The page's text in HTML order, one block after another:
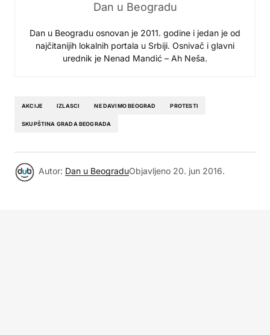
Dan u Beogradu
Dan u Beogradu osnovan je 2011. godine i jedan je od
najčitanijih lokalnih portala u Srbiji. Osnivač i glavni
urednik je Nenad Mandić – Ah Neša.
AKCIJE IZLASCI NE DAVIMO BEOGRAD PROTESTI
SKUPŠTINA GRADA BEOGRADA
Autor: Dan u BeograduObjavljeno 20. jun 2016.